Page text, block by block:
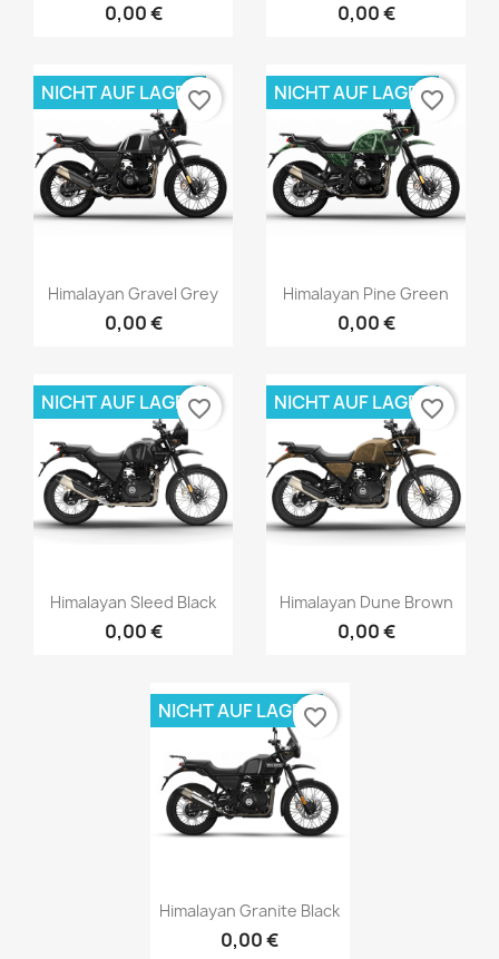
0,00 € 0,00 €
Himalayan Gravel Grey
0,00 €
NICHT AUF LAGERfavorite_border
Himalayan Pine Green
0,00 €
NICHT AUF LAGERfavorite_border
Himalayan Sleed Black
0,00 €
NICHT AUF LAGERfavorite_border
Himalayan Dune Brown
0,00 €
NICHT AUF LAGERfavorite_border
Himalayan Granite Black
0,00 €
NICHT AUF LAGERfavorite_border